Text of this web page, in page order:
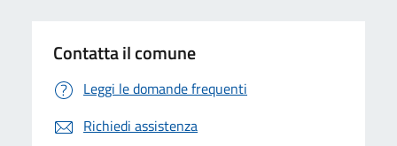
Contatta il comune
Leggi le domande frequenti
Richiedi assistenza